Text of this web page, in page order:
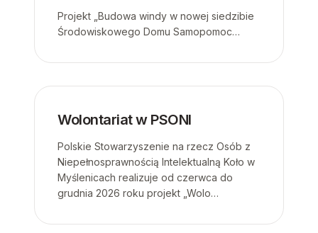
Projekt „Budowa windy w nowej siedzibie
Środowiskowego Domu Samopomoc…
Wolontariat w PSONI
Polskie Stowarzyszenie na rzecz Osób z
Niepełnosprawnością Intelektualną Koło w
Myślenicach realizuje od czerwca do
grudnia 2026 roku projekt „Wolo…